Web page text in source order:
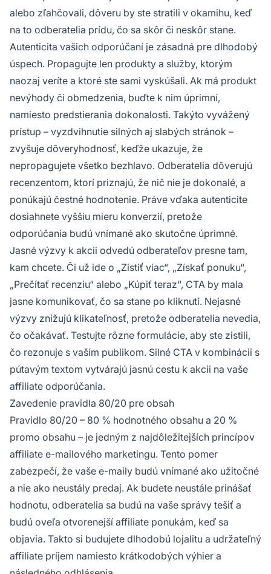
alebo zľahčovali, dôveru by ste stratili v okamihu, keď
na to odberatelia prídu, čo sa skôr či neskôr stane.
Autenticita vašich odporúčaní je zásadná pre dlhodobý
úspech. Propagujte len produkty a služby, ktorým
naozaj veríte a ktoré ste sami vyskúšali. Ak má produkt
nevýhody či obmedzenia, buďte k nim úprimní,
namiesto predstierania dokonalosti. Takýto vyvážený
prístup – vyzdvihnutie silných aj slabých stránok –
zvyšuje dôveryhodnosť, keďže ukazuje, že
nepropagujete všetko bezhlavo. Odberatelia dôverujú
recenzentom, ktorí priznajú, že nič nie je dokonalé, a
ponúkajú čestné hodnotenie. Práve vďaka autenticite
dosiahnete vyššiu mieru konverzií, pretože
odporúčania budú vnímané ako skutočne úprimné.
Jasné výzvy k akcii odvedú odberateľov presne tam,
kam chcete. Či už ide o „Zistiť viac“, „Získať ponuku“,
„Prečítať recenziu“ alebo „Kúpiť teraz“, CTA by mala
jasne komunikovať, čo sa stane po kliknutí. Nejasné
výzvy znižujú klikateľnosť, pretože odberatelia nevedia,
čo očakávať. Testujte rôzne formulácie, aby ste zistili,
čo rezonuje s vaším publikom. Silné CTA v kombinácii s
pútavým textom vytvárajú jasnú cestu k akcii na vaše
affiliate odporúčania.
Zavedenie pravidla 80/20 pre obsah
Pravidlo 80/20 – 80 % hodnotného obsahu a 20 %
promo obsahu – je jedným z najdôležitejších princípov
affiliate e-mailového marketingu. Tento pomer
zabezpečí, že vaše e-maily budú vnímané ako užitočné
a nie ako neustály predaj. Ak budete neustále prinášať
hodnotu, odberatelia sa budú na vaše správy tešiť a
budú oveľa otvorenejší affiliate ponukám, keď sa
objavia. Takto si budujete dlhodobú lojalitu a udržateľný
affiliate príjem namiesto krátkodobých výhier a